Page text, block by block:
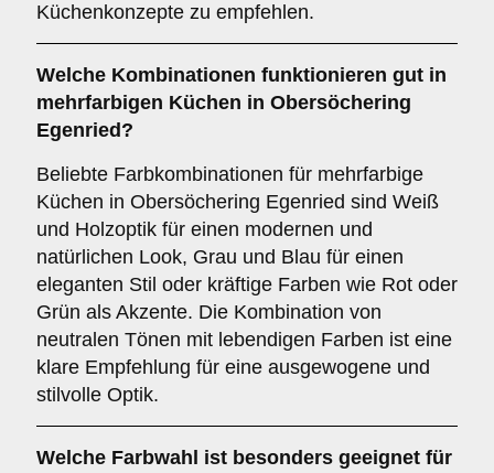
Küchenkonzepte zu empfehlen.
Welche Kombinationen funktionieren gut in
mehrfarbigen Küchen in Obersöchering
Egenried?
Beliebte Farbkombinationen für mehrfarbige
Küchen in Obersöchering Egenried sind Weiß
und Holzoptik für einen modernen und
natürlichen Look, Grau und Blau für einen
eleganten Stil oder kräftige Farben wie Rot oder
Grün als Akzente. Die Kombination von
neutralen Tönen mit lebendigen Farben ist eine
klare Empfehlung für eine ausgewogene und
stilvolle Optik.
Welche Farbwahl ist besonders geeignet für